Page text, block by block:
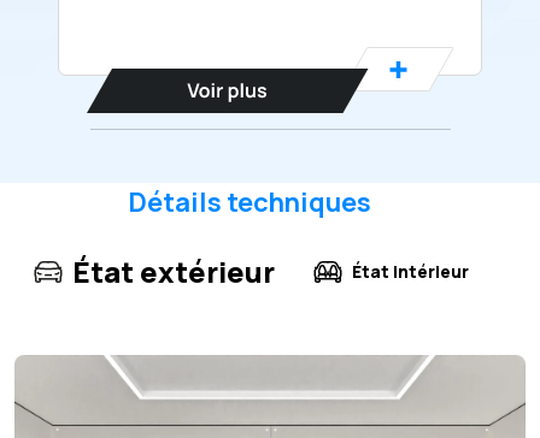
Détails techniques
État extérieur État intérieur